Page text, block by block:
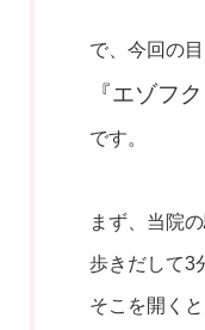
で、今回の目
『エゾフ
です。
まず、当院
歩きだして3
そこを開くと